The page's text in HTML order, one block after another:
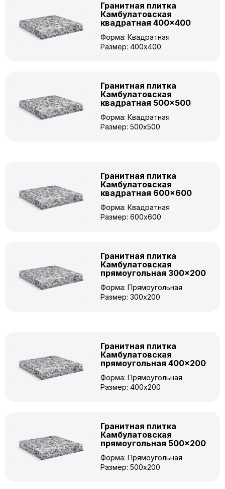
Гранитная плитка
Камбулатовская
квадратная 400×400
Форма: Квадратная
Размер: 400x400
Гранитная плитка
Камбулатовская
квадратная 500×500
Форма: Квадратная
Размер: 500x500
Гранитная плитка
Камбулатовская
квадратная 600×600
Форма: Квадратная
Размер: 600x600
Гранитная плитка
Камбулатовская
прямоугольная 300×200
Форма: Прямоугольная
Размер: 300x200
Гранитная плитка
Камбулатовская
прямоугольная 400×200
Форма: Прямоугольная
Размер: 400x200
Гранитная плитка
Камбулатовская
прямоугольная 500×200
Форма: Прямоугольная
Размер: 500x200